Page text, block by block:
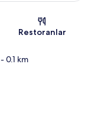
Restoranlar
- 0.1 km